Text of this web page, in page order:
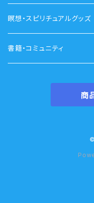
瞑想・スピリチュアルグッズ
書籍・コミュニティ
商